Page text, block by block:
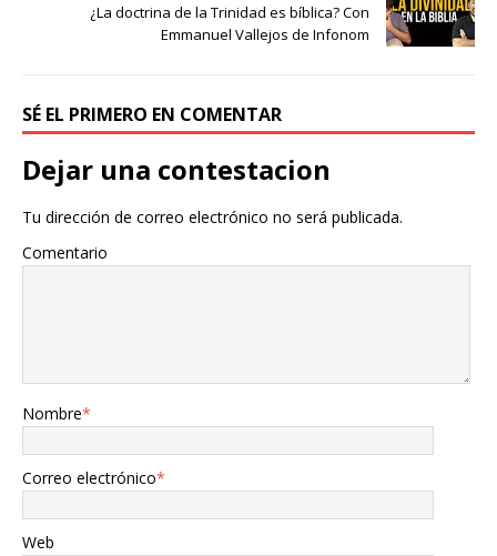
¿La doctrina de la Trinidad es bíblica? Con
Emmanuel Vallejos de Infonom
SÉ EL PRIMERO EN COMENTAR
Dejar una contestacion
Tu dirección de correo electrónico no será publicada.
Comentario
Nombre*
Correo electrónico*
Web